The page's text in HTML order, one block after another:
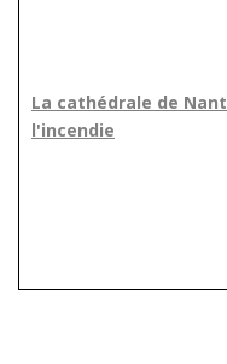
La cathédrale de
l'incendie